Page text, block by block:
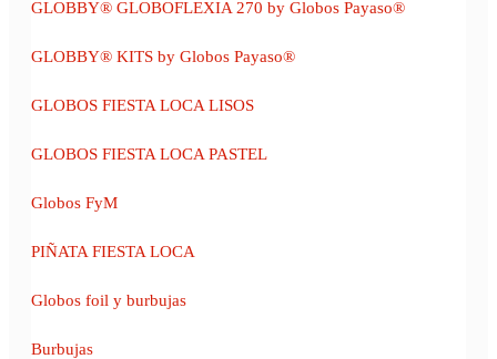
GLOBBY® GLOBOFLEXIA 270 by Globos Payaso®
GLOBBY® KITS by Globos Payaso®
GLOBOS FIESTA LOCA LISOS
GLOBOS FIESTA LOCA PASTEL
Globos FyM
PIÑATA FIESTA LOCA
Globos foil y burbujas
Burbujas